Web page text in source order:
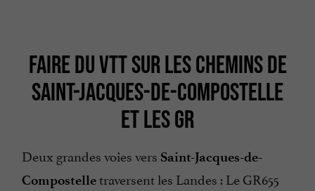
FAIRE DU VTT SUR LES CHEMINS DE
SAINT-JACQUES-DE-COMPOSTELLE
ET LES GR
Deux grandes voies vers Saint-Jacques-de-
Compostelletraversent les Landes : Le GR655